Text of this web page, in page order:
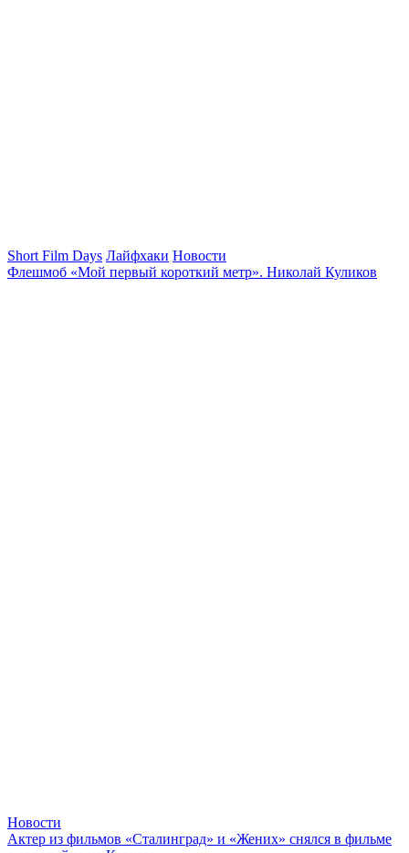
Short Film Days Лайфхаки Новости
Флешмоб «Мой первый короткий метр». Николай Куликов
Новости
Актер из фильмов «Сталинград» и «Жених» снялся в фильме